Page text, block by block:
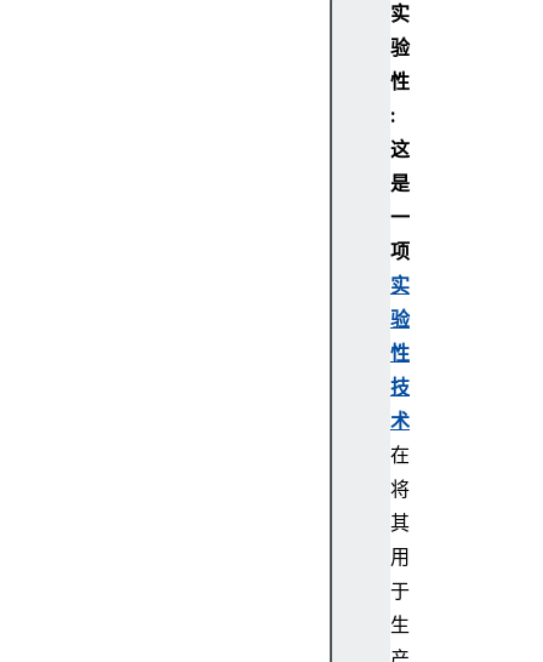
实
验
性
:
这
是
一
项
实
验
性
技
术
在
将
其
用
于
生